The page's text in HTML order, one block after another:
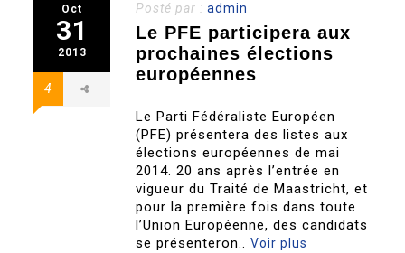
Oct
31
2013
4
Posté par :admin
Le PFE participera aux
prochaines élections
européennes
Le Parti Fédéraliste Européen
(PFE) présentera des listes aux
élections européennes de mai
2014. 20 ans après l’entrée en
vigueur du Traité de Maastricht, et
pour la première fois dans toute
l’Union Européenne, des candidats
se présenteron..Voir plus